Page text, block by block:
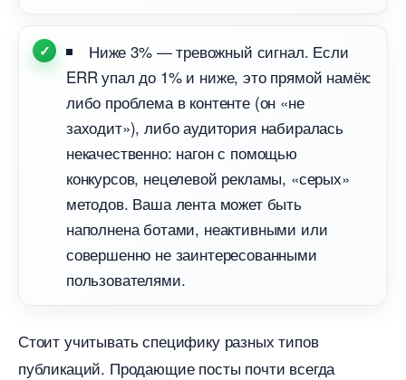
Ниже 3% — тревожный сигнал. Если
ERR упал до 1% и ниже, это прямой намёк:
либо проблема в контенте (он «не
заходит»), либо аудитория набиралась
некачественно: нагон с помощью
конкурсов, нецелевой рекламы, «серых»
методов. Ваша лента может быть
наполнена ботами, неактивными или
совершенно не заинтересованными
пользователями.
Стоит учитывать специфику разных типо
публикаций. Продающие посты почти всегда